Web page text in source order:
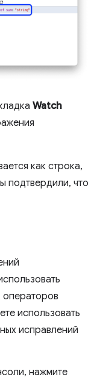
Watch
как строка,
подтвердили, что
операторов
использовать
исправлений
нажмите